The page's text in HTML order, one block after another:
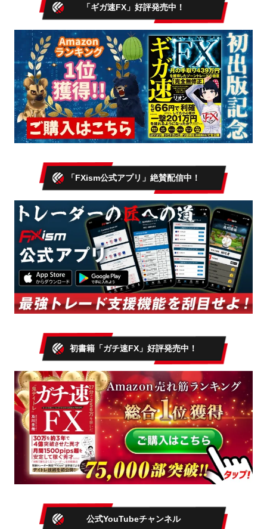
「ギガ速FX」好評発売中！
「FXism公式アプリ」絶賛配信中！
初書籍「ガチ速FX」好評発売中！
公式YouTubeチャンネル